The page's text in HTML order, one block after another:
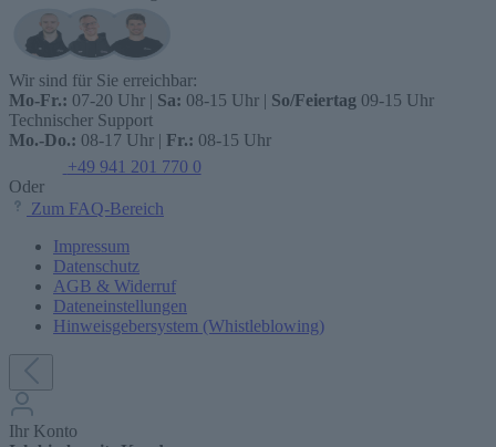
Wir sind für Sie erreichbar:
Mo-Fr.: 07-20 Uhr | Sa: 08-15 Uhr | So/Feiertag 09-15 Uhr
Technischer Support
Mo.-Do.: 08-17 Uhr | Fr.: 08-15 Uhr
+49 941 201 770 0
Oder
Zum FAQ-Bereich
Impressum
Datenschutz
AGB & Widerruf
Dateneinstellungen
Hinweisgebersystem (Whistleblowing)
Ihr Konto